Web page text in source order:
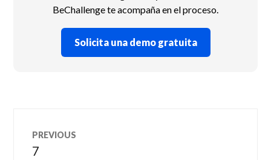
BeChallenge te acompaña en el proceso.
Solicita una demo gratuita
PREVIOUS
Previous
7